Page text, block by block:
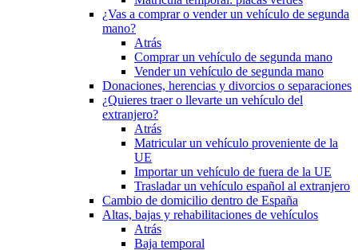
¿Vas a comprar o vender un vehículo de segunda
mano?
Atrás
Comprar un vehículo de segunda mano
Vender un vehículo de segunda mano
Donaciones, herencias y divorcios o separaciones
¿Quieres traer o llevarte un vehículo del
extranjero?
Atrás
Matricular un vehículo proveniente de la
UE
Importar un vehículo de fuera de la UE
Trasladar un vehículo español al extranjero
Cambio de domicilio dentro de España
Altas, bajas y rehabilitaciones de vehículos
Atrás
Baja temporal